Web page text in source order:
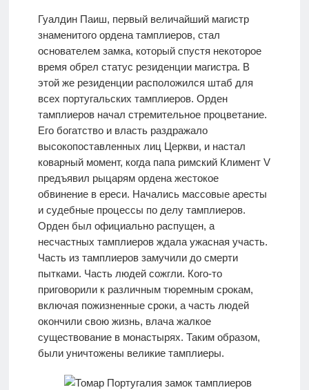
Гуалдин Паиш, первый величайший магистр
знаменитого ордена тамплиеров, стал
основателем замка, который спустя некоторое
время обрел статус резиденции магистра. В
этой же резиденции расположился штаб для
всех португальских тамплиеров. Орден
тамплиеров начал стремительное процветание.
Его богатство и власть раздражало
высокопоставленных лиц Церкви, и настал
коварный момент, когда папа римский Климент V
предъявил рыцарям ордена жестокое
обвинение в ереси. Начались массовые аресты
и судебные процессы по делу тамплиеров.
Орден был официально распущен, а
несчастных тамплиеров ждала ужасная участь.
Часть из тамплиеров замучили до смерти
пытками. Часть людей сожгли. Кого-то
приговорили к различным тюремным срокам,
включая пожизненные сроки, а часть людей
окончили свою жизнь, влача жалкое
существование в монастырях. Таким образом,
были уничтожены великие тамплиеры.